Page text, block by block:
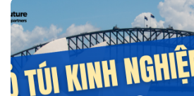
sẽ giúp bạn liệt kê danh sách các
cho sinh viên quốc tế nhé!